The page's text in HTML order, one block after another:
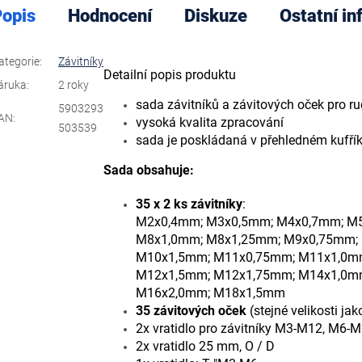
Hodnocení Diskuze Ostatní
Detailní popis produktu
sada závitníků a závitových oček pro
vysoká kvalita zpracování
sada je poskládaná v přehledném
Sada obsahuje:
35 x 2 ks závitníky:
M2x0,4mm; M3x0,5mm; M4x0,7mm;
M8x1,0mm; M8x1,25mm;
M10x1,5mm; M11x0,75mm;
M12x1,5mm; M12x1,75mm;
M16x2,0mm; M18x1,5mm
35 závitových oček (stejné velikosti
2x vratidlo pro závitníky M3-M12, M6-
2x vratidlo 25 mm, O / D
:
Závitníky
: 2 roky
:
5903293
503539